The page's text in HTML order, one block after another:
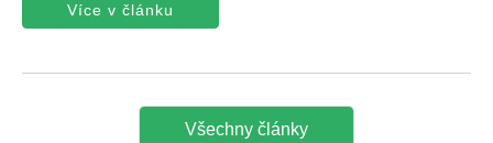
Více v článku
Všechny články